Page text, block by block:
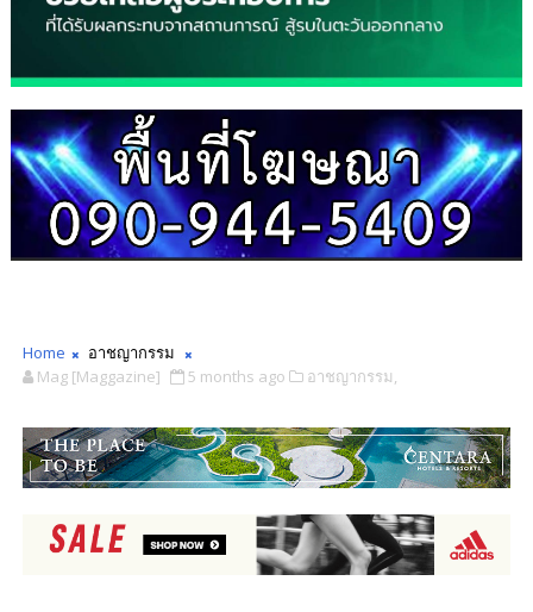
Home
อาชญากรรม
Mag [Maggazine]
5 months ago อาชญากรรม,